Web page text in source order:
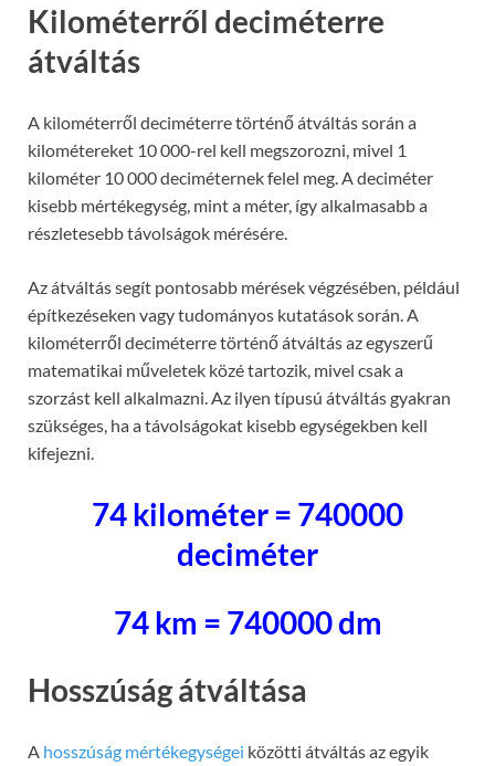
Kilométerről deciméterre
átváltás
A kilométerről deciméterre történő átváltás során a
kilométereket 10 000-rel kell megszorozni, mivel 1
kilométer 10 000 deciméternek felel meg. A deciméter
kisebb mértékegység, mint a méter, így alkalmasabb a
részletesebb távolságok mérésére.
Az átváltás segít pontosabb mérések végzésében, például
építkezéseken vagy tudományos kutatások során. A
kilométerről deciméterre történő átváltás az egyszerű
matematikai műveletek közé tartozik, mivel csak a
szorzást kell alkalmazni. Az ilyen típusú átváltás gyakran
szükséges, ha a távolságokat kisebb egységekben kell
kifejezni.
74 kilométer = 740000
deciméter
74 km = 740000 dm
Hosszúság átváltása
A hosszúság mértékegységei közötti átváltás az egyik